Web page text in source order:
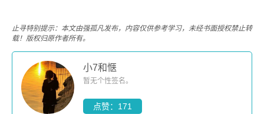
止寻特别提示：本文由强孤凡发布，内容仅供参考学习，未经书面授权禁止转
载！版权归原作者所有。
小7和惬
暂无个性签名。
点赞：171